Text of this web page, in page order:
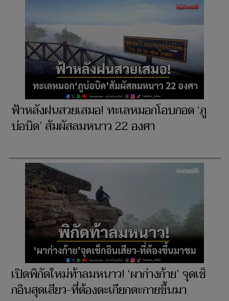
ฟ้าหลังฝนสวยเสมอ! ทะเลหมอกโอบกอด ‘ภู
บ่อบิด’ สัมผัสลมหนาว 22 องศา
เปิดพิกัดใหม่ท้าลมหนาว! ‘ผาก่างก้าย’ จุดเช็
กอินสุดเสียว-ที่ต้องตะเกียกตะกายขึ้นมา